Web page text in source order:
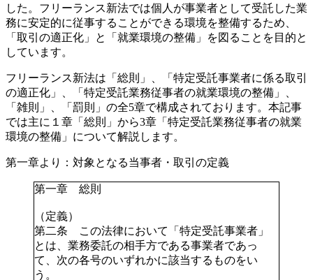
した。フリーランス新法では個人が事業者として受託した業
務に安定的に従事することができる環境を整備するため、
「取引の適正化」と「就業環境の整備」を図ることを目的と
しています。
フリーランス新法は「総則」、「特定受託事業者に係る取引
の適正化」、「特定受託業務従事者の就業環境の整備」、
「雑則」、「罰則」の全5章で構成されております。本記事
では主に１章「総則」から3章「特定受託業務従事者の就業
環境の整備」について解説します。
第一章より：対象となる当事者・取引の定義
第一章 総則
（定義）
第二条
この法律において「特定受託事業者」
とは、業務委託の相手方である事業者であっ
て、次の各号のいずれかに該当するものをい
う。